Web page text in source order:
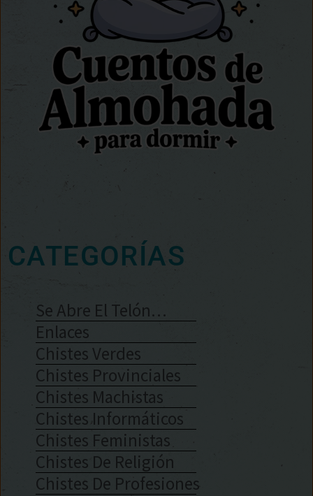
CATEGORÍAS
Se Abre El Telón…
Enlaces
Chistes Verdes
Chistes Provinciales
Chistes Machistas
Chistes Informáticos
Chistes Feministas
Chistes De Religión
Chistes De Profesiones